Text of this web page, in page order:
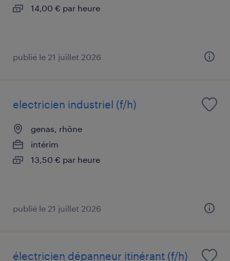
14,00 € par heure
publié le 21 juillet 2026
electricien industriel (f/h)
genas, rhône
intérim
13,50 € par heure
publié le 21 juillet 2026
électricien dépanneur itinérant (f/h)